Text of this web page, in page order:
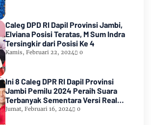
Caleg DPD RI Dapil Provinsi Jambi,
Elviana Posisi Teratas, M Sum Indra
Tersingkir dari Posisi Ke 4
Kamis, Februari 22, 2024 0
Ini 8 Caleg DPR RI Dapil Provinsi
Jambi Pemilu 2024 Peraih Suara
Terbanyak Sementara Versi Real
Count KPU RI
Jumat, Februari 16, 2024 0